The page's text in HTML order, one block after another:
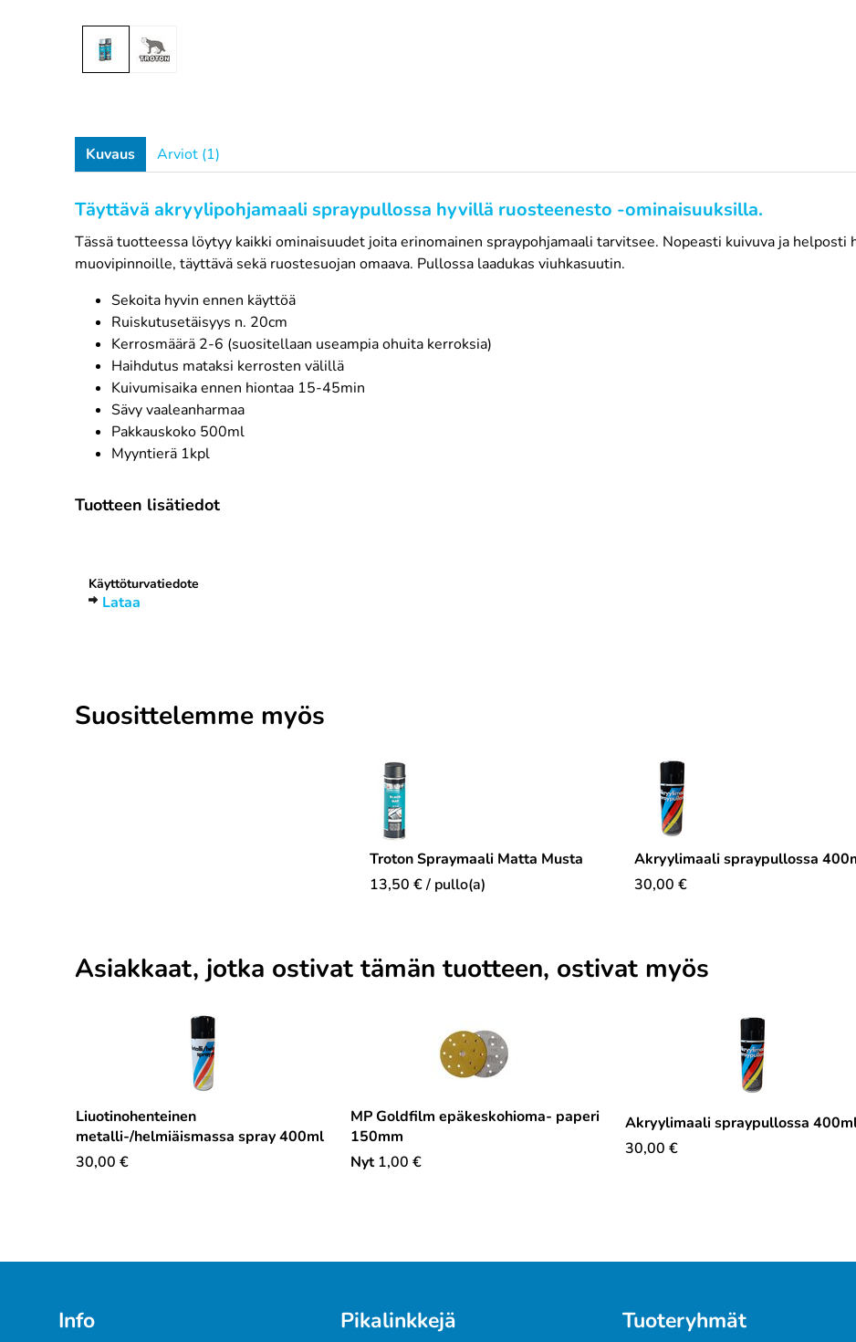
Kuvaus Arviot (1)
Täyttävä akryylipohjamaali spraypullossa hyvillä ruosteenesto -ominaisuuksilla.
Tässä tuotteessa löytyy kaikki ominaisuudet joita erinomainen spraypohjamaali tarvitsee. Nopeasti kuivuva ja
muovipinnoille, täyttävä sekä ruostesuojan omaava. Pullossa laadukas viuhkasuutin.
Sekoita hyvin ennen käyttöä
Ruiskutusetäisyys n. 20cm
Kerrosmäärä 2-6 (suositellaan useampia ohuita kerroksia)
Haihdutus mataksi kerrosten välillä
Kuivumisaika ennen hiontaa 15-45min
Sävy vaaleanharmaa
Pakkauskoko 500ml
Myyntierä 1kpl
Tuotteen lisätiedot
Käyttöturvatiedote
Lataa
Suosittelemme myös
Troton Spraymaali Matta Musta
13,50 €/ pullo(a)
Akryylimaali spraypullossa
30,00 €
Asiakkaat, jotka ostivat tämän tuotteen, ostivat myös
Liuotinohenteinen
metalli-/helmiäismassa spray 400ml
30,00 €
MP Goldfilm epäkeskohioma- paperi
150mm
Nyt 1,00 €
Akryylimaali spraypullossa
30,00 €
Info Pikalinkkejä Tuoteryhmät